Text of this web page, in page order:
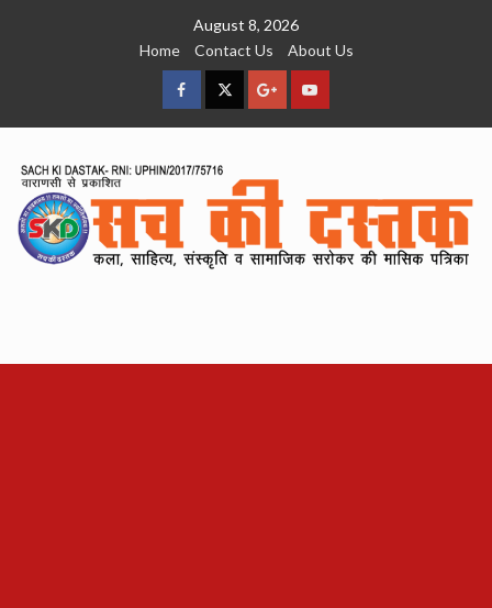
August 8, 2026
Home
Contact Us About Us
facebookTwitterGoogleYouTube